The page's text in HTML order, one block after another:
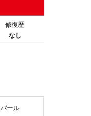
修復歴
なし
パール